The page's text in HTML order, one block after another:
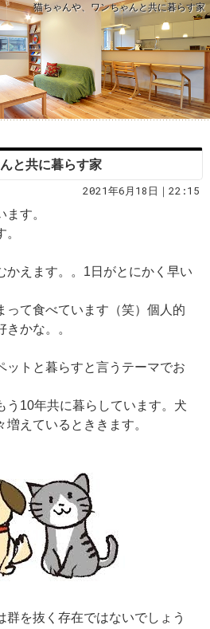
猫ちゃんや、ワンちゃんと共に暮らす家
と共に暮らす家
2021年6月18日｜22:15
す。
かえます。。1日がとにかく早い
って食べています（笑）個人的
かな。。
ットと暮らすと言うテーマでお
う10年共に暮らしています。犬
えているとききます。
群を抜く存在ではないでしょう